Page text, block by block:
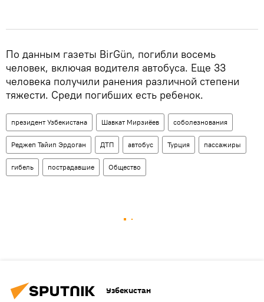
По данным газеты BirGün, погибли восемь
человек, включая водителя автобуса. Еще 33
человека получили ранения различной степени
тяжести. Среди погибших есть ребенок.
президент Узбекистана Шавкат Мирзиёев соболезнования
Реджеп Тайип Эрдоган ДТП автобус Турция пассажиры
гибель пострадавшие Общество
Узбекистан